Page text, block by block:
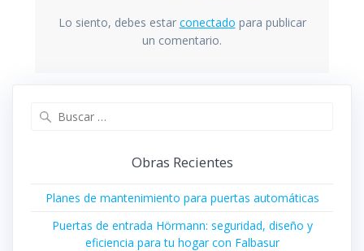
Lo siento, debes estar conectado para publicar
un comentario.
Obras Recientes
Planes de mantenimiento para puertas automáticas
Puertas de entrada Hörmann: seguridad, diseño y
eficiencia para tu hogar con Falbasur